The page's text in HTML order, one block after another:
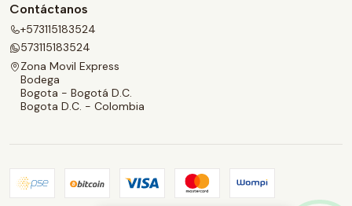
Contáctanos
+573115183524
573115183524
Zona Movil Express
Bodega
Bogota - Bogotá D.C.
Bogota D.C. - Colombia